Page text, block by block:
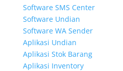
Software SMS Center
Software Undian
Software WA Sender
Aplikasi Undian
Aplikasi Stok Barang
Aplikasi Inventory